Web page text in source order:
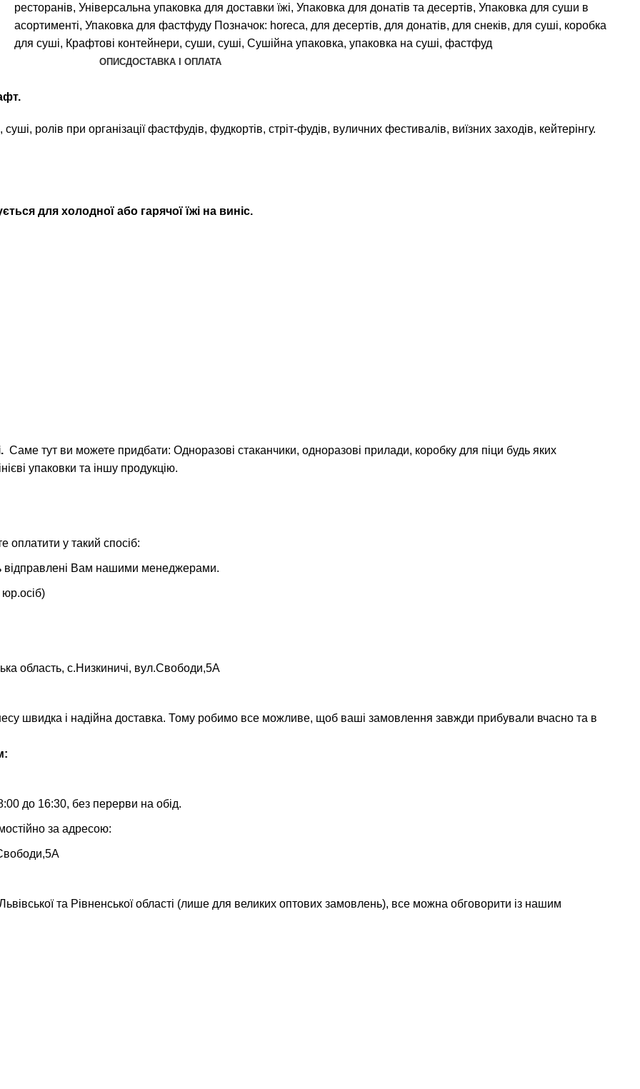
ресторанів, Універсальна упаковка для доставки їжі, Упаковка для донатів та десертів, Упаковка для суши в
асортименті, Упаковка для фастфуду Позначок: horeca, для десертів, для донатів, для снеків, для суші, коробка
для суші, Крафтові контейнери, суши, суші, Сушійна упаковка, упаковка на суші, фастфуд
ОПИСДОСТАВКА І ОПЛАТА
ролів при організації фастфудів, фудкортів, стріт-фудів, вуличних фестивалів, виїзних заходів, кейтерінгу.
для холодної або гарячої їжі на виніс.
. Саме тут ви можете придбати: Одноразові стаканчики, одноразові прилади, коробку для піци будь яких
упаковки та іншу продукцію.
у такий спосіб:
відправлені Вам нашими менеджерами.
область, с.Низкиничі, вул.Свободи,5А
швидка і надійна доставка. Тому робимо все можливе, щоб ваші замовлення завжди прибували вчасно та в
до 16:30, без перерви на обід.
за адресою:
та Рівненської області (лише для великих оптових замовлень), все можна обговорити із нашим